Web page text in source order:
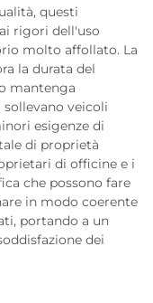
questi
rigori dell'uso
molto affollato. La
la durata del
mantenga
veicoli
esigenze di
di proprietà
di officine e i
che possono fare
in modo coerente
portando a un
dei